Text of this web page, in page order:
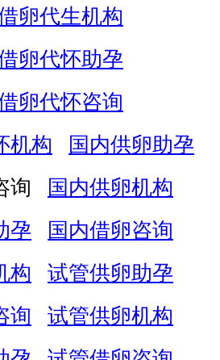
卵代生机构
卵代怀助孕
卵代怀咨询
机构
国内供卵助孕
询
国内供卵机构
孕
国内借卵咨询
构
试管供卵助孕
询
试管供卵机构